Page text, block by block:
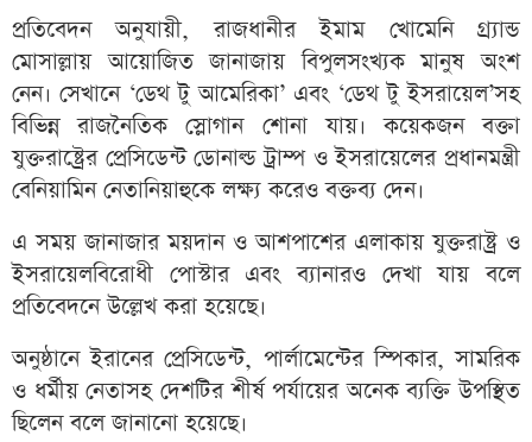
প্রতিবেদন অনুযায়ী, রাজধানীর ইমাম খোমেনি গ্র্যান্ড
মোসাল্লায় আয়োজিত জানাজায় বিপুলসংখ্যক মানুষ অংশ
নেন। সেখানে ‘ডেথ টু আমেরিকা’ এবং ‘ডেথ টু ইসরায়েল’সহ
বিভিন্ন রাজনৈতিক স্লোগান শোনা যায়। কয়েকজন বক্তা
যুক্তরাষ্ট্রের প্রেসিডেন্ট ডোনাল্ড ট্রাম্প ও ইসরায়েলের প্রধানমন্ত্রী
বেনিয়ামিন নেতানিয়াহুকে লক্ষ্য করেও বক্তব্য দেন।
এ সময় জানাজার ময়দান ও আশপাশের এলাকায় যুক্তরাষ্ট্র ও
ইসরায়েলবিরোধী পোস্টার এবং ব্যানারও দেখা যায় বলে
প্রতিবেদনে উল্লেখ করা হয়েছে।
অনুষ্ঠানে ইরানের প্রেসিডেন্ট, পার্লামেন্টের স্পিকার, সামরিক
ও ধর্মীয় নেতাসহ দেশটির শীর্ষ পর্যায়ের অনেক ব্যক্তি উপস্থিত
ছিলেন বলে জানানো হয়েছে।